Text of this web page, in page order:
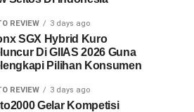
REVIEW 3 days ago
SGX Hybrid Kuro
Di GIIAS 2026 Guna
Pilihan Konsumen
REVIEW 3 days ago
Gelar Kompetisi